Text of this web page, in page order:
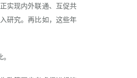
实现内外联通、互促共
研究。再比如，这些年